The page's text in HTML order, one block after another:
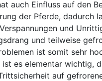
auch Einfluss auf den
der Pferde, dadurch
und
und teilweise
ist somit sehr
es elementar wichtig,
auf